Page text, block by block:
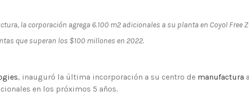
la corporación agrega 6.100 m2 adicionales a su planta en Coyol Free
que superan los $100 millones en 2022.
, inauguró la última incorporación a su centro de manufactura
en los próximos 5 años.